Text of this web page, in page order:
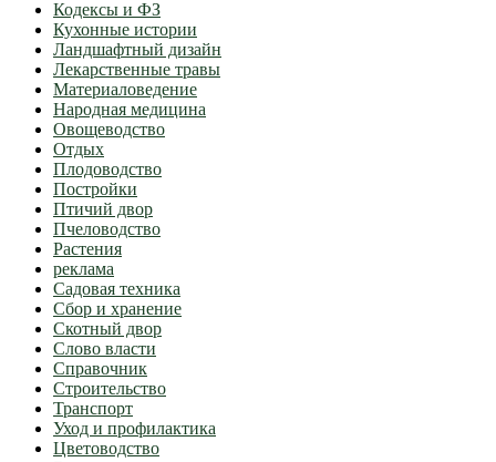
Кодексы и ФЗ
Кухонные истории
Ландшафтный дизайн
Лекарственные травы
Материаловедение
Народная медицина
Овощеводство
Отдых
Плодоводство
Постройки
Птичий двор
Пчеловодство
Растения
реклама
Садовая техника
Сбор и хранение
Скотный двор
Слово власти
Справочник
Строительство
Транспорт
Уход и профилактика
Цветоводство